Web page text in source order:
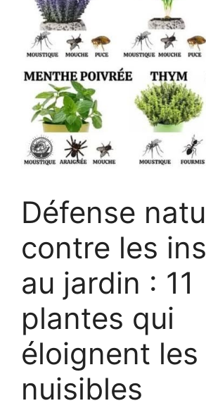
Défense
contre les
au jardin : 11
plantes qui
éloignent les
nuisibles